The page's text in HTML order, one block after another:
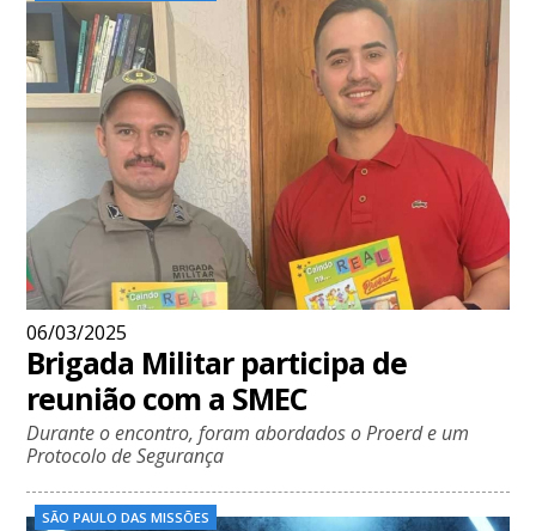
06/03/2025
Brigada Militar participa de
reunião com a SMEC
Durante o encontro, foram abordados o Proerd e um
Protocolo de Segurança
SÃO PAULO DAS MISSÕES